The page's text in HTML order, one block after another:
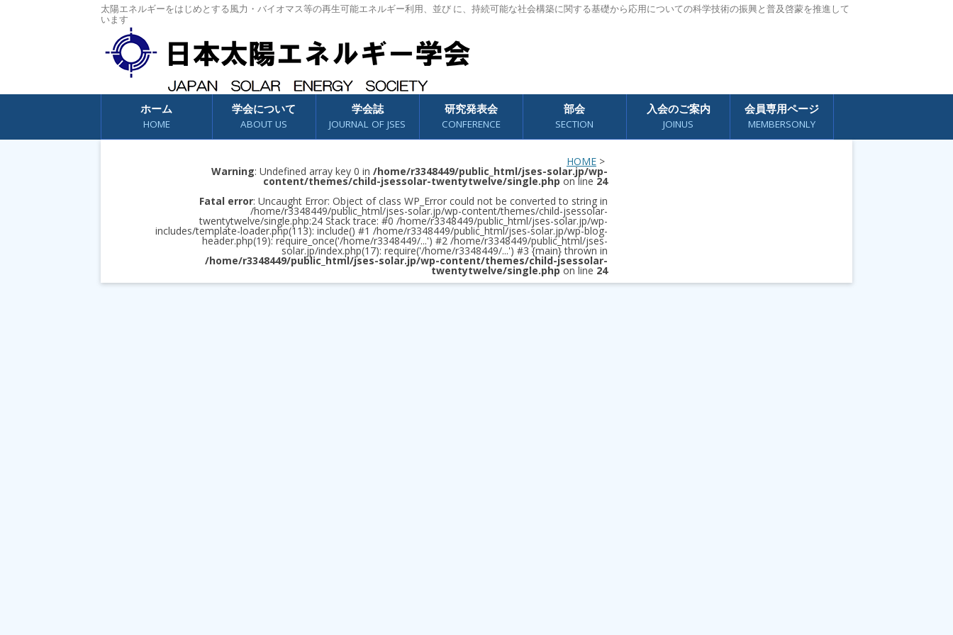
太陽エネルギーをはじめとする風力・バイオマス等の再生可能エネルギー利用、並び に、持続可能な社会構築に関する基礎から応用についての科学技術の振興と普及啓蒙を推進して
います
コンテンツへスキップ
ホーム
HOME
学会について
ABOUT US
学会誌
JOURNAL OF JSES
研究発表会
CONFERENCE
部会
SECTION
入会のご案内
JOINUS
会員専用ページ
MEMBERSONLY
HOME >
Warning: Undefined array key 0 in /home/r3348449/public_html/jses-solar.jp/wp-
content/themes/child-jsessolar-twentytwelve/single.php on line 24
Fatal error: Uncaught Error: Object of class WP_Error could not be converted to string in
/home/r3348449/public_html/jses-solar.jp/wp-content/themes/child-jsessolar-
twentytwelve/single.php:24 Stack trace: #0 /home/r3348449/public_html/jses-solar.jp/wp-
includes/template-loader.php(113): include() #1 /home/r3348449/public_html/jses-solar.jp/wp-blog-
header.php(19): require_once('/home/r3348449/...') #2 /home/r3348449/public_html/jses-
solar.jp/index.php(17): require('/home/r3348449/...') #3 {main} thrown in
/home/r3348449/public_html/jses-solar.jp/wp-content/themes/child-jsessolar-
twentytwelve/single.php on line 24